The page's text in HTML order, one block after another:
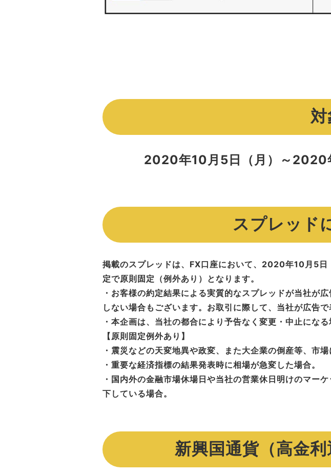
2020年10月5日（月）～
スプレッド
掲載のスプレッドは、FX口座において、2020年10月5
定で原則固定（例外あり）となります。
・お客様の約定結果による実質的なスプレッドが当社が
しない場合もございます。お取引に際して、当社が広告
・本企画は、当社の都合により予告なく変更・中止にな
【原則固定例外あり】
・震災などの天変地異や政変、また大企業の倒産等、市
・重要な経済指標の結果発表時に相場が急変した場合。
・国内外の金融市場休場日や当社の営業休日明けのマー
下している場合。
新興国通貨（高金